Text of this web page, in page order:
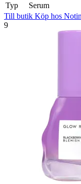
Typ
Serum
Till butik Köp hos
9